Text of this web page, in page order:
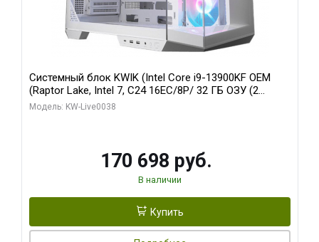
Системный блок KWIK (Intel Core i9-13900KF OEM
(Raptor Lake, Intel 7, C24 16EC/8P/ 32 ГБ ОЗУ (2
модуля)/ Gigabyte RX9070XT GAMING OC 16GB GDDR6
Модель: KW-Live0038
170 698 руб.
В наличии
Купить